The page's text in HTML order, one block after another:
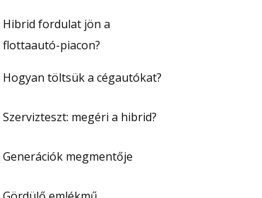
Hibrid fordulat jön a
flottaautó-piacon?
Hogyan töltsük a cégautókat?
Szervizteszt: megéri a hibrid?
Generációk megmentője